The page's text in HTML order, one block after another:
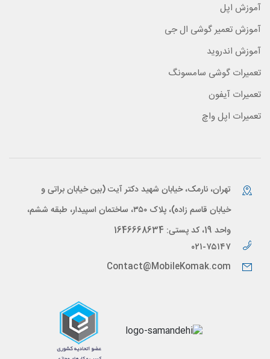
آموزش اپل
آموزش تعمیر گوشی ال جی
آموزش اندروید
تعمیرات گوشی سامسونگ
تعمیرات آیفون
تعمیرات اپل واچ
تهران، نارمک، خیابان شهید دکتر آیت (بین خیابان براتی و
خیابان قاسم زاده)، پلاک ۳۵۰، ساختمان اسپیدار، طبقه ششم،
واحد 19، کد پستی: 1646668634
۰۲۱-۷۵۱۴۷
Contact@MobileKomak.com